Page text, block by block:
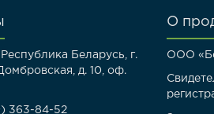
Беларусь, г.
д. 10, оф.
363-84-52
О
ООО